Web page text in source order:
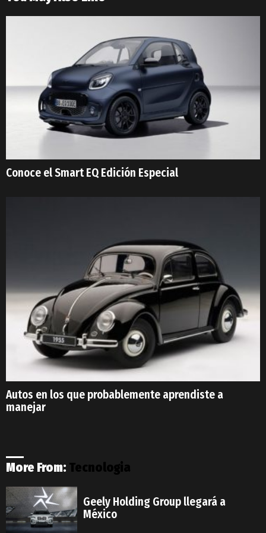
Conoce el Smart EQ Edición Especial
Autos en los que probablemente aprendiste a
manejar
More From: Tecnologia
Geely Holding Group llegará a
México